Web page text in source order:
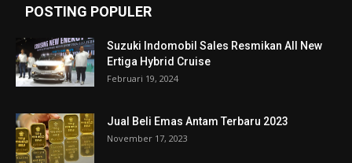
POSTING POPULER
Suzuki Indomobil Sales Resmikan All New
Ertiga Hybrid Cruise
Februari 19, 2024
Jual Beli Emas Antam Terbaru 2023
November 17, 2023